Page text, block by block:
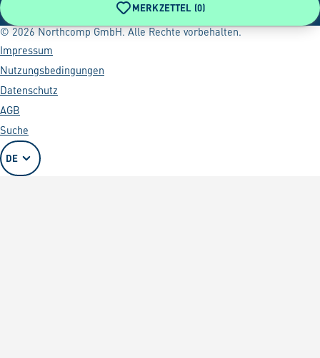
MERKZETTEL (0)
© 2026 Northcomp GmbH. Alle Rechte vorbehalten.
Impressum
Nutzungsbedingungen
Datenschutz
AGB
Suche
DE